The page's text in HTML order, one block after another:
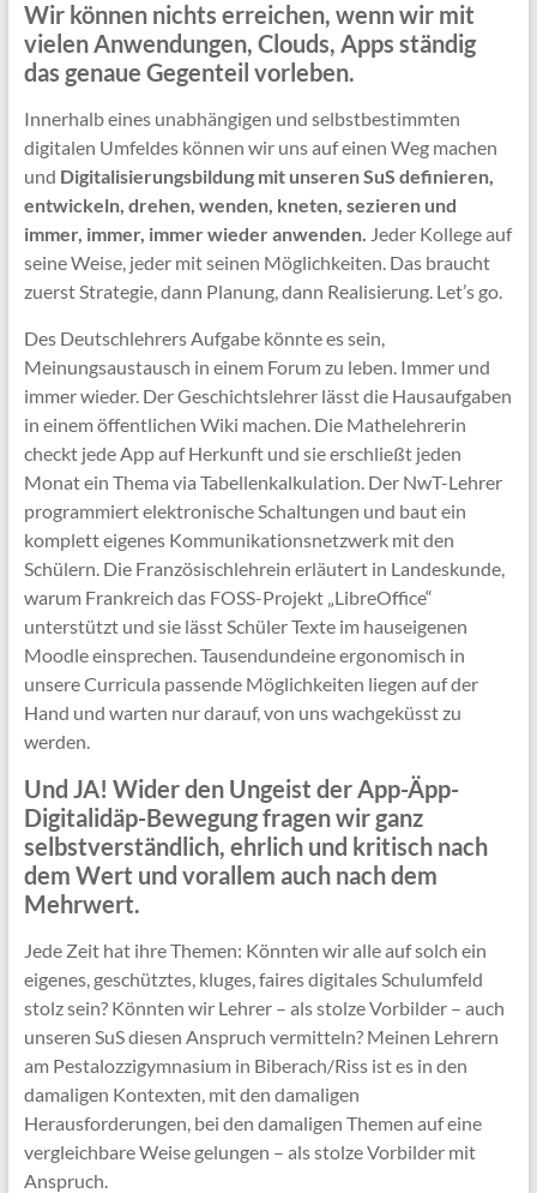
Wir können nichts erreichen, wenn wir mit
vielen Anwendungen, Clouds, Apps ständig
das genaue Gegenteil vorleben.
Innerhalb eines unabhängigen und selbstbestimmten
digitalen Umfeldes können wir uns auf einen Weg machen
und Digitalisierungsbildung mit unseren SuS definieren,
entwickeln, drehen, wenden, kneten, sezieren und
immer, immer, immer wieder anwenden. Jeder Kollege auf
seine Weise, jeder mit seinen Möglichkeiten. Das braucht
zuerst Strategie, dann Planung, dann Realisierung. Let’s go.
Des Deutschlehrers Aufgabe könnte es sein,
Meinungsaustausch in einem Forum zu leben. Immer und
immer wieder. Der Geschichtslehrer lässt die Hausaufgaben
in einem öffentlichen Wiki machen. Die Mathelehrerin
checkt jede App auf Herkunft und sie erschließt jeden
Monat ein Thema via Tabellenkalkulation. Der NwT-Lehrer
programmiert elektronische Schaltungen und baut ein
komplett eigenes Kommunikationsnetzwerk mit den
Schülern. Die Französischlehrein erläutert in Landeskunde,
warum Frankreich das FOSS-Projekt „LibreOffice“
unterstützt und sie lässt Schüler Texte im hauseigenen
Moodle einsprechen. Tausendundeine ergonomisch in
unsere Curricula passende Möglichkeiten liegen auf der
Hand und warten nur darauf, von uns wachgeküsst zu
werden.
Und JA! Wider den Ungeist der App-Äpp-
Digitalidäp-Bewegung fragen wir ganz
selbstverständlich, ehrlich und kritisch nach
dem Wert und vorallem auch nach dem
Mehrwert.
Jede Zeit hat ihre Themen: Könnten wir alle auf solch ein
eigenes, geschütztes, kluges, faires digitales Schulumfeld
stolz sein? Könnten wir Lehrer – als stolze Vorbilder – auch
unseren SuS diesen Anspruch vermitteln? Meinen Lehrern
am Pestalozzigymnasium in Biberach/Riss ist es in den
damaligen Kontexten, mit den damaligen
Herausforderungen, bei den damaligen Themen auf eine
vergleichbare Weise gelungen – als stolze Vorbilder mit
Anspruch.